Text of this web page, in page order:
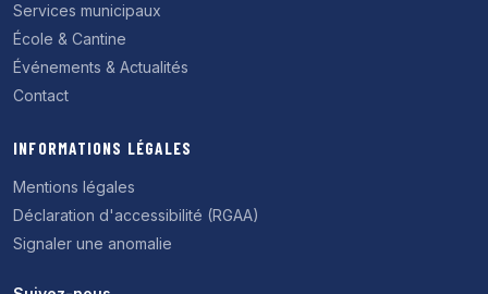
Services municipaux
École & Cantine
Événements & Actualités
Contact
INFORMATIONS LÉGALES
Mentions légales
Déclaration d'accessibilité (RGAA)
Signaler une anomalie